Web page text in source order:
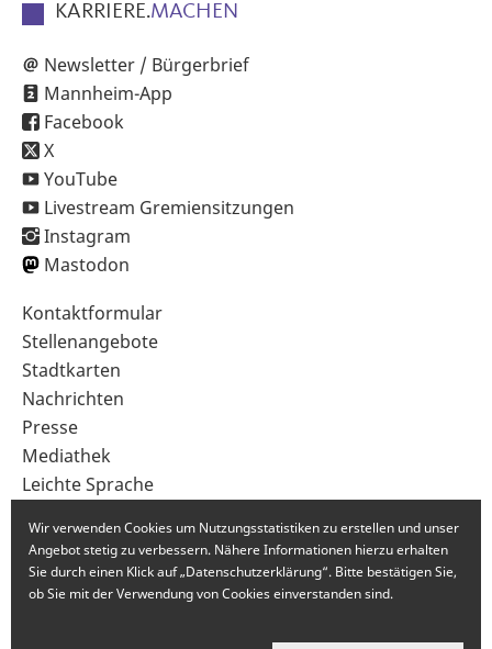
KARRIERE.MACHEN
Newsletter / Bürgerbrief
Mannheim-App
Facebook
X
YouTube
Livestream Gremiensitzungen
Instagram
Mastodon
Sekundärnavigation
im
Fußbereich
Kontaktformular
Stellenangebote
Stadtkarten
Nachrichten
Presse
Mediathek
Leichte Sprache
Wir verwenden Cookies um Nutzungsstatistiken zu erstellen und unser
Angebot stetig zu verbessern. Nähere Informationen hierzu erhalten
Sie durch einen Klick auf „Datenschutzerklärung“. Bitte bestätigen Sie,
ob Sie mit der Verwendung von Cookies einverstanden sind.